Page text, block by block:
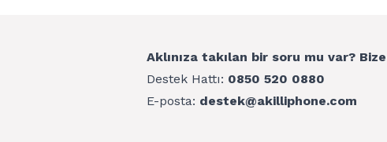
Aklınıza takılan bir soru mu var?
Destek Hattı: 0850 520 0880
E-posta: destek@akilliphone.com